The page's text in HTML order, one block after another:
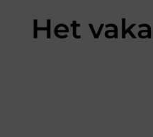
Het